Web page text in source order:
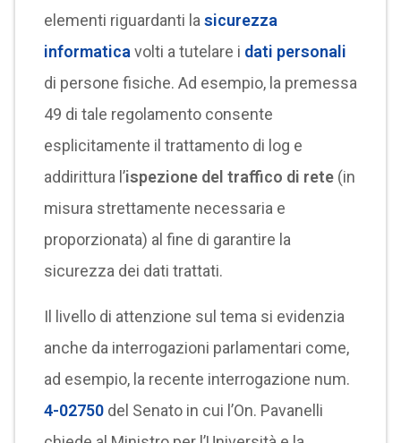
elementi riguardanti la sicurezza
informatica volti a tutelare i dati personali
di persone fisiche. Ad esempio, la premessa
49 di tale regolamento consente
esplicitamente il trattamento di log e
addirittura l’ispezione del traffico di rete(in
misura strettamente necessaria e
proporzionata) al fine di garantire la
sicurezza dei dati trattati.
Il livello di attenzione sul tema si evidenzia
anche da interrogazioni parlamentari come,
ad esempio, la recente interrogazione num.
4-02750del Senato in cui l’On. Pavanelli